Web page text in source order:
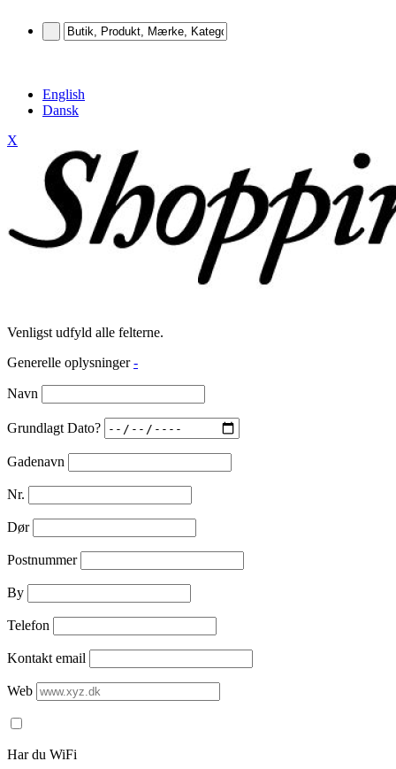
English
Dansk
X
Venligst udfyld alle felterne.
Generelle oplysninger -
Navn
Grundlagt Dato?
Gadenavn
Nr.
Dør
Postnummer
By
Telefon
Kontakt email
Web
Har du WiFi